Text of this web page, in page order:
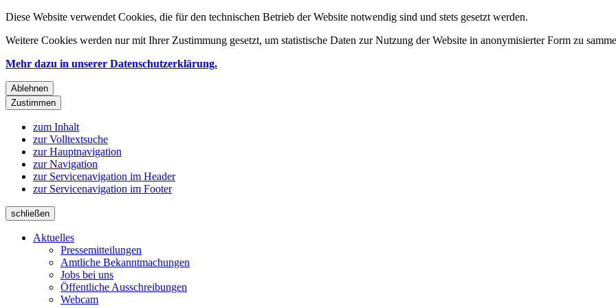
Diese Website verwendet Cookies, die für den technischen Betrieb der Website notwendig sind und stets gesetzt werden.
Weitere Cookies werden nur mit Ihrer Zustimmung gesetzt, um statistische Daten zur Nutzung der Website in anonymisierter Form zu
Mehr dazu in unserer Datenschutzerklärung.
Ablehnen
Zustimmen
zum Inhalt
zur Volltextsuche
zur Hauptnavigation
zur Navigation
zur Servicenavigation im Header
zur Servicenavigation im Footer
schließen
Aktuelles
Pressemitteilungen
Amtliche Bekanntmachungen
Jobs bei uns
Öffentliche Ausschreibungen
Webcam